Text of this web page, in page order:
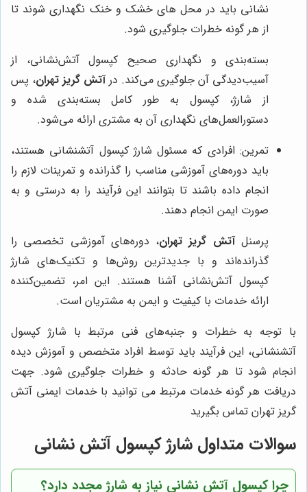
‌نشانی باید در محل ‌های خشک و خنک نگهداری شوند تا
از هر گونه خطرات جلوگیری شود.
بسته‌بندی و نگهداری صحیح کپسول آتش‌نشانی، از
آسیب‌دیدگی آن جلوگیری می‌کند. درآتش گریز تهران، پس
از شارژ، کپسول به طور کامل بسته‌بندی شده و
دستورالعمل‌های نگهداری آن به مشتری ارائه می‌شود.
تمرین: افرادی که مسئول شارژ کپسول‌ آتشنشانی هستند،
باید دوره‌های آموزشی مناسب را گذرانده و تمرینات لازم را
انجام داده باشند تا بتوانند این فرآیند را به درستی و به
صورت ایمن انجام دهند.
پرسنلآتش گریز تهران، دوره‌های آموزشی تخصصی را
گذرانده‌اند و با جدیدترین روش‌ها و تکنیک‌های شارژ
کپسول آتش‌نشانی آشنا هستند. این امر، تضمین‌کننده
ارائه خدمات با کیفیت و ایمن به مشتریان است.
با توجه به خطرات و جنبه‌های فنی مرتبط با شارژ کپسول
آتشنشانی، این فرآیند باید توسط افراد متخصص و آموزش دیده
انجام شود تا هر گونه حادثه و خطرات جلوگیری شود. جهت
دریافت هر گونه خدمات مرتبط می توانید با خدمات ایمنی آتش
گریز تهران تماس بگیرید
سوالات متداول شارژ کپسول آتش نشانی
چرا کپسول آتش نشانی نیاز به شارژ مجدد دارد؟